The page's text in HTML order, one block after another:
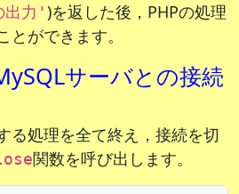
出力')を返した後，PHPの処理
ができます。
サーバとの接続
る処理を全て終え，接続を切
関数を呼び出します。